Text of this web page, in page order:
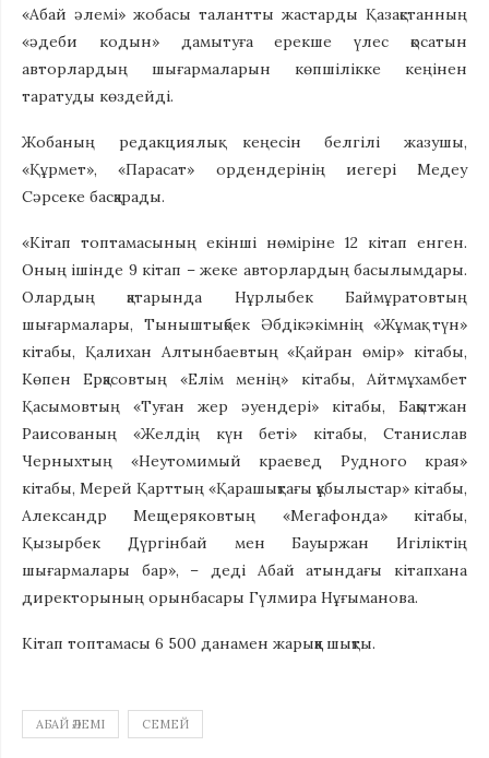
«Абай әлемі» жобасы талантты жастарды Қазақстанның
«әдеби кодын» дамытуға ерекше үлес қосатын
авторлардың шығармаларын көпшілікке кеңінен
таратуды көздейді.
Жобаның редакциялық кеңесін белгілі жазушы,
«Құрмет», «Парасат» ордендерінің иегері Медеу
Сәрсеке басқарады.
«Кітап топтамасының екінші нөміріне 12 кітап енген.
Оның ішінде 9 кітап – жеке авторлардың басылымдары.
Олардың қатарында Нұрлыбек Баймұратовтың
шығармалары, Тыныштықбек Әбдікәкімнің «Жұмақ түн»
кітабы, Қалихан Алтынбаевтың «Қайран өмір» кітабы,
Көпен Ерқасовтың «Елім менің» кітабы, Айтмұхамбет
Қасымовтың «Туған жер әуендері» кітабы, Бақытжан
Раисованың «Желдің күн беті» кітабы, Станислав
Черныхтың «Неутомимый краевед Рудного края»
кітабы, Мерей Қарттың «Қарашықтағы құбылыстар» кітабы,
Александр Мещеряковтың «Мегафонда» кітабы,
Қызырбек Дүргінбай мен Бауыржан Игіліктің
шығармалары бар», – деді Абай атындағы кітапхана
директорының орынбасары Гүлмира Нұғыманова.
Кітап топтамасы 6 500 данамен жарыққа шықты.
АБАЙ ӘЛЕМІ СЕМЕЙ